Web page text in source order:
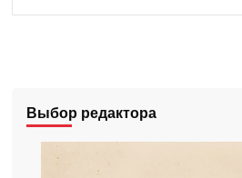
Выбор редактора